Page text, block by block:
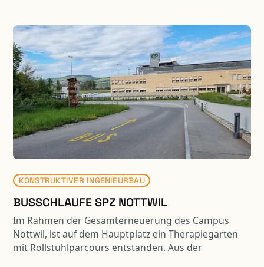
KONSTRUKTIVER INGENIEURBAU
BUSSCHLAUFE SPZ NOTTWIL
Im Rahmen der Gesamterneuerung des Campus
Nottwil, ist auf dem Hauptplatz ein Therapiegarten
mit Rollstuhlparcours entstanden. Aus der